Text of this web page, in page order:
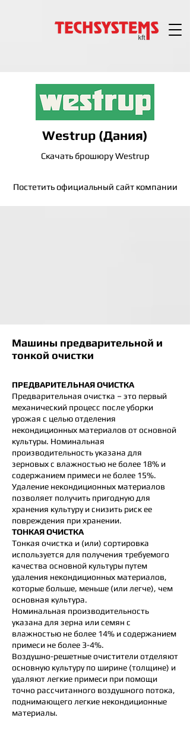
Westrup (Дания)
Скачать брошюру Westrup
Постетить официальный сайт компании
Машины предварительной и
тонкой очистки
ПРЕДВАРИТЕЛЬНАЯ ОЧИСТКА
Предварительная очистка – это первый
механический процесс после уборки
урожая с целью отделения
некондиционных материалов от основной
культуры. Номинальная
производительность указана для
зерновых с влажностью не более 18% и
содержанием примеси не более 15%.
Удаление некондиционных материалов
позволяет получить пригодную для
хранения культуру и снизить риск ее
повреждения при хранении.
ТОНКАЯ ОЧИСТКА
Тонкая очистка и (или) сортировка
используется для получения требуемого
качества основной культуры путем
удаления некондиционных материалов,
которые больше, меньше (или легче), чем
основная культура.
Номинальная производительность
указана для зерна или семян с
влажностью не более 14% и содержанием
примеси не более 3-4%.
Воздушно-решетные очистители отделяют
основную культуру по ширине (толщине) и
удаляют легкие примеси при помощи
точно рассчитанного воздушного потока,
поднимающего легкие некондиционные
материалы.